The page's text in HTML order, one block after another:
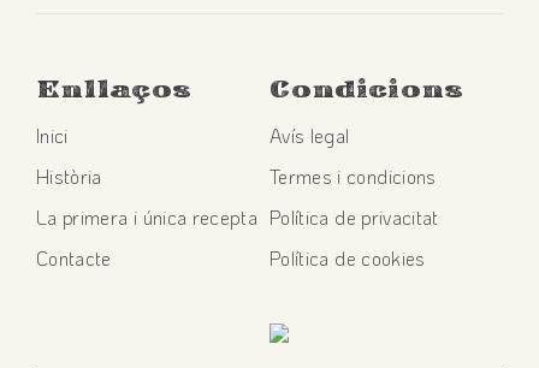
Enllaços
Inici
Història
La primera i única recepta
Contacte
Condicions
Avís legal
Termes i condicions
Política de privacitat
Política de cookies